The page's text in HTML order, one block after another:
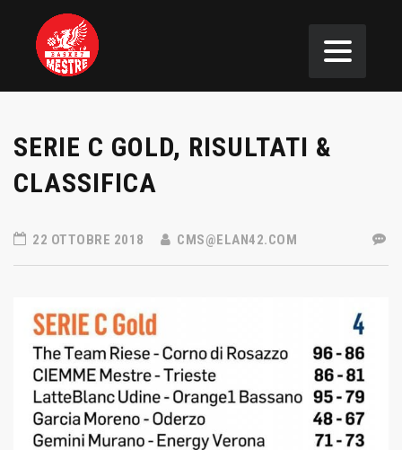
SERIE C GOLD, RISULTATI &
CLASSIFICA
22 OTTOBRE 2018 CMS@ELAN42.COM